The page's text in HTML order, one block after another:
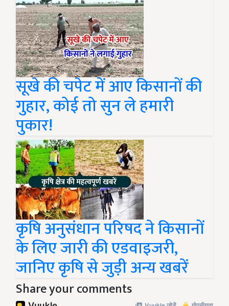
सूखे की चपेट में आए किसानों की
गुहार, कोई तो सुन ले हमारी
पुकार!
कृषि अनुसंधान परिषद ने किसानों
के लिए जारी की एडवाइजरी,
जानिए कृषि से जुड़ी अन्य खबरें
Share your comments